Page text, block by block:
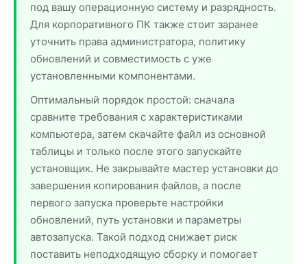
под вашу операционную систему и разрядность.
Для корпоративного ПК также стоит заранее
уточнить права администратора, политику
обновлений и совместимость с уже
установленными компонентами.
Оптимальный порядок простой: сначала
сравните требования с характеристиками
компьютера, затем скачайте файл из основной
таблицы и только после этого запускайте
установщик. Не закрывайте мастер установки до
завершения копирования файлов, а после
первого запуска проверьте настройки
обновлений, путь установки и параметры
автозапуска. Такой подход снижает риск
поставить неподходящую сборку и помогает